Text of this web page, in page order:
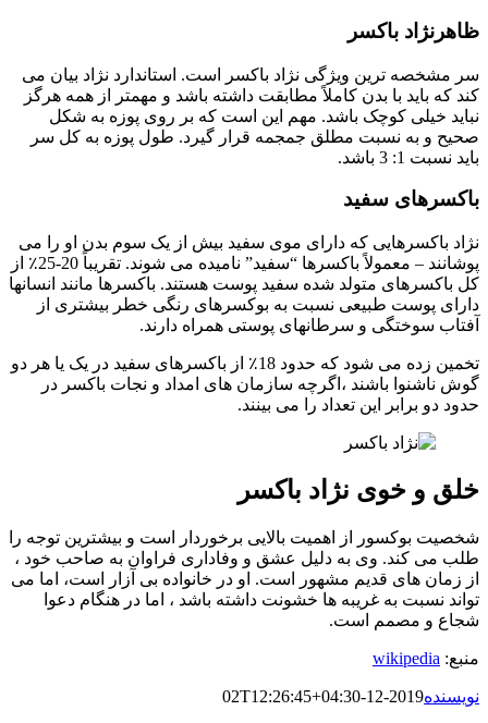
ظاهرنژاد باکسر
سر مشخصه ترین ویژگی نژاد باکسر است. استاندارد نژاد بیان می
کند که باید با بدن کاملاً مطابقت داشته باشد و مهمتر از همه هرگز
نباید خیلی کوچک باشد. مهم این است که بر روی پوزه به شکل
صحیح و به نسبت مطلق جمجمه قرار گیرد. طول پوزه به کل سر
باید نسبت 1: 3 باشد.
باکسرهای سفید
نژاد باکسرهایی که دارای موی سفید بیش از یک سوم بدن او را می
پوشانند – معمولاً باکسرها “سفید” نامیده می شوند. تقریباً 20-25٪ از
کل باکسرهای متولد شده سفید پوست هستند. باکسرها مانند انسانها
دارای پوست طبیعی نسبت به بوکسرهای رنگی خطر بیشتری از
آفتاب سوختگی و سرطانهای پوستی همراه دارند.
تخمین زده می شود که حدود 18٪ از باکسرهای سفید در یک یا هر دو
گوش ناشنوا باشند ،اگرچه سازمان های امداد و نجات باکسر در
حدود دو برابر این تعداد را می بینند.
خلق و خوی نژاد باکسر
شخصیت بوکسور از اهمیت بالایی برخوردار است و بیشترین توجه را
طلب می کند. وی به دلیل عشق و وفاداری فراوان به صاحب خود ،
از زمان های قدیم مشهور است. او در خانواده بی آزار است، اما می
تواند نسبت به غریبه ها خشونت داشته باشد ، اما در هنگام دعوا
شجاع و مصمم است.
منبع: wikipedia
نویسنده2019-12-02T12:26:45+04:30